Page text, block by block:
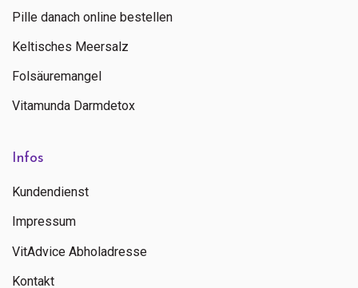
Pille danach online bestellen
Keltisches Meersalz
Folsäuremangel
Vitamunda Darmdetox
Infos
Kundendienst
Impressum
VitAdvice Abholadresse
Kontakt